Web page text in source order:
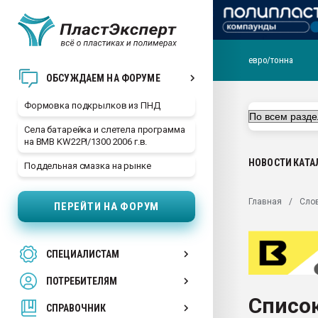
ОБСУЖДАЕМ НА ФОРУМЕ
Формовка подкрылков из ПНД
Села батарейка и слетела программа
на BMB KW22PI/1300 2006 г.в.
Поддельная смазка на рынке
ПЕРЕЙТИ НА ФОРУМ
СПЕЦИАЛИСТАМ
ПОТРЕБИТЕЛЯМ
СПРАВОЧНИК
29.07.2026 ФРП помог
Вакуум-формовочные
ближайшее
28.07.2026
первый план в
ситуацией на
евро/тонна
НОВОСТИ
Главная